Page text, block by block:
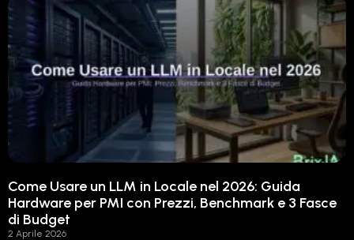
Come Usare un LLM in Locale nel 2026: Guida
Hardware per PMI con Prezzi, Benchmark e 3 Fasce
di Budget
2 Aprile 2026